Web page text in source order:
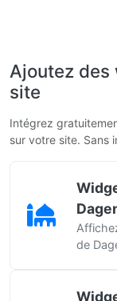
Ajoutez des
site
Intégrez
sur votre site. Sans
de